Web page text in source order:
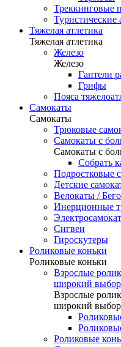
Треккинговые
Туристические
Тяжелая атлетика
Тяжелая атлетика
Железо
Железо
Гантели
Грифы
Пояса
Самокаты
Самокаты
Трюковые
Самокаты с
Самокаты с
Собрать
Подростковые
Детские
Велокаты /
Инерционные
Сигвеи
Гироскутеры
Роликовые коньки
Роликовые коньки
Взрослые
широкий выбор
Взрослые
широкий выбор
Роликовые